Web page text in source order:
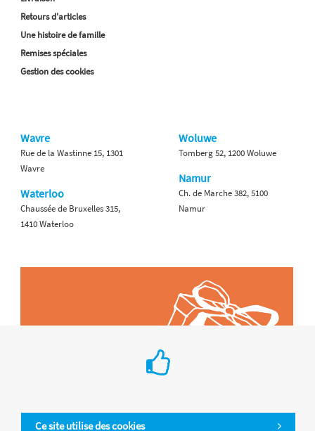
Ce site utilise des cookies
Retours d'articles
Une histoire de famille
Remises spéciales
Gestion des cookies
Wavre
Rue de la Wastinne 15, 1301
Wavre
Waterloo
Chaussée de Bruxelles 315,
1410 Waterloo
Woluwe
Tomberg 52, 1200 Woluwe
Namur
Ch. de Marche 382, 5100
Namur